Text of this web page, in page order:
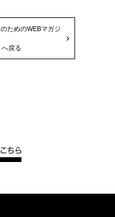
ためのWEBマガジ
へ戻る